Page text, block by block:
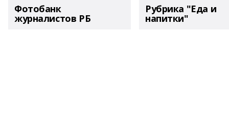
Фотобанк
журналистов РБ
Рубрика "Еда и
напитки"